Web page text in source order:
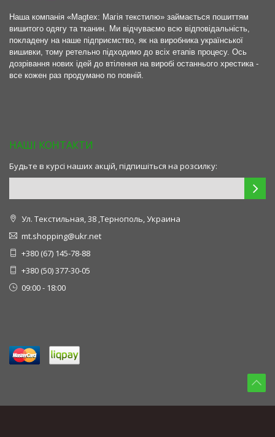
Наша компанія «Magtex: Магія текстилю» займається пошиттям
вишитого одягу та тканин. Ми відчуваємо всю відповідальність,
покладену на наше підприємство, як на виробника української
вишивки, тому ретельно підходимо до всіх етапів процесу. Ось
дозрівання нових ідей до втілення на виробі останнього хрестика -
все кожен раз продумано по повній.
НАШІ КОНТАКТИ
Будьте в курсі наших акцій, підпишіться на розсилку:
Ул. Текстильная, 38 ,Тернополь, Украина
mt.shopping@ukr.net
+380 (67) 145-78-88
+380 (50) 377-30-05
09:00 - 18:00